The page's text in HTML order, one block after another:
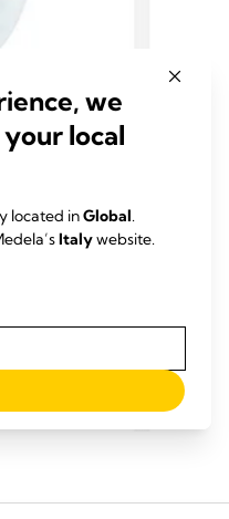
sterile
madre
su
5
we
local
located inGlobal.
Italywebsite.